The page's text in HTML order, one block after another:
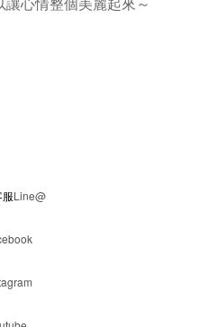
心情整個美麗起來～
Line@